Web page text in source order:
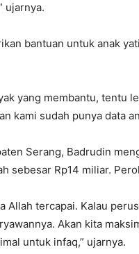
ujarnya.
bantuan untuk anak
yang membantu, tentu
kami sudah punya data
Serang, Badrudin
sebesar Rp14 miliar.
Allah tercapai. Kalau
Akan kita
untuk infaq,” ujarnya.